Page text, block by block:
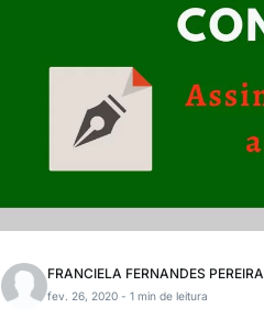
FRANCIELA FERNANDES PEREIRA
fev. 26, 2020 - 1 min de leitura